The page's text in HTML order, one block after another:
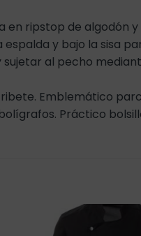
ripstop de algodón
y bajo la sisa
al pecho
Emblemático
Práctico